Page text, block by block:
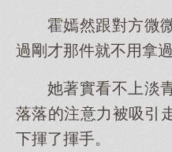
霍嫣然跟對方微
過剛才那件就不用拿過
她著實看不上淡
落落的注意力被吸引
下揮了揮手。